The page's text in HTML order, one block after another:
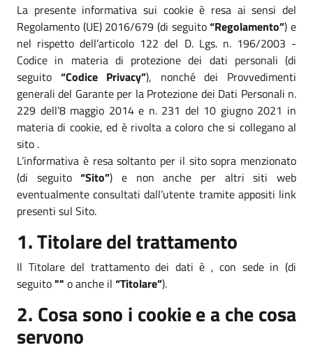
La presente informativa sui cookie è resa ai sensi del
Regolamento (UE) 2016/679 (di seguito“Regolamento”) e
nel rispetto dell’articolo 122 del D. Lgs. n. 196/2003 -
Codice in materia di protezione dei dati personali (di
seguito “Codice Privacy”), nonché dei Provvedimenti
generali del Garante per la Protezione dei Dati Personali n.
229 dell’8 maggio 2014 e n. 231 del 10 giugno 2021 in
materia di cookie, ed è rivolta a coloro che si collegano al
sito .
L’informativa è resa soltanto per il sito sopra menzionato
(di seguito“Sito”) e non anche per altri siti web
eventualmente consultati dall’utente tramite appositi link
presenti sul Sito.
1. Titolare del trattamento
Il Titolare del trattamento dei dati è , con sede in (di
seguito"" o anche il “Titolare”).
2. Cosa sono i cookie e a che cosa
servono